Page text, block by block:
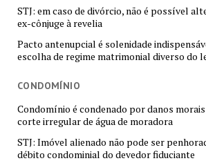
STJ: em caso de divórcio, não é possível
ex-cônjuge à revelia
Pacto antenupcial é solenidade
escolha de regime matrimonial diverso do
CONDOMÍNIO
Condomínio é condenado por danos
corte irregular de água de moradora
STJ: Imóvel alienado não pode ser
débito condominial do devedor fiduciante